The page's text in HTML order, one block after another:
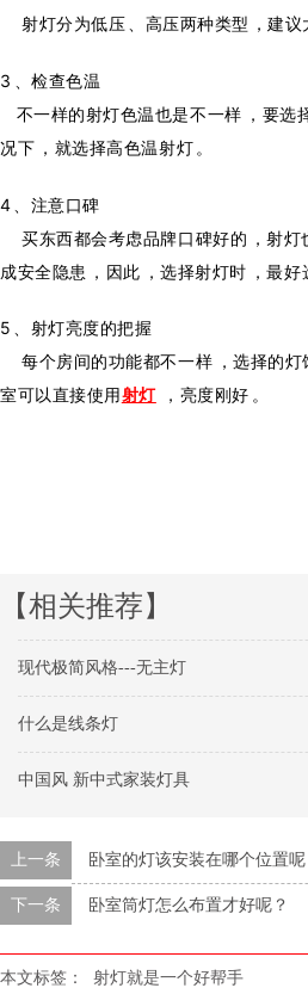
射灯分为低压、高压两种类型，建议
3、检查色温
不一样的射灯色温也是不一样，要
况下，就选择高色温射灯。
4、注意口碑
买东西都会考虑品牌口碑好的，射灯
成安全隐患，因此，选择射灯时，最好
5、射灯亮度的把握
每个房间的功能都不一样，选择的灯
室可以直接使用射灯 ，亮度刚好。
【相关推荐】
现代极简风格---无主灯
什么是线条灯
中国风 新中式家装灯具
上一条 卧室的灯该安装在哪个位置呢
下一条 卧室筒灯怎么布置才好呢？
本文标签： 射灯就是一个好帮手